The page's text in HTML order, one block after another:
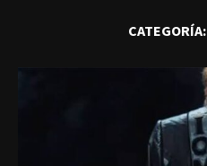
CATEGORÍA: